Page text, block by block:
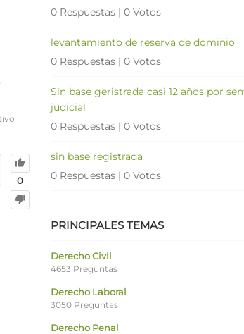
0
0 Respuestas | 0 Votos
levantamiento de reserva de dominio
0 Respuestas | 0 Votos
Sin base geristrada casi 12 años por
judicial
0 Respuestas | 0 Votos
sin base registrada
0 Respuestas | 0 Votos
PRINCIPALES TEMAS
Derecho Civil
4653 Preguntas
Derecho Laboral
3050 Preguntas
Derecho Penal